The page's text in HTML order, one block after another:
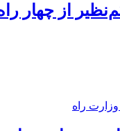
از چهار راه